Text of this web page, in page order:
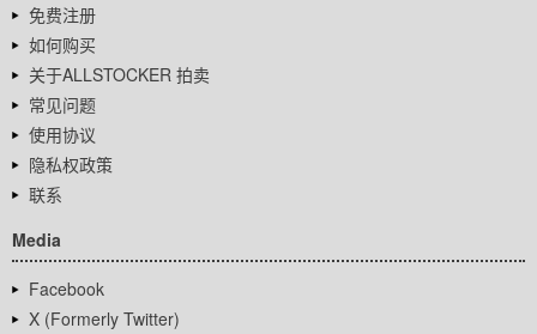
免费注册
如何购买
关于ALLSTOCKER 拍卖
常见问题
使用协议
隐私权政策
联系
Media
Facebook
X (Formerly Twitter)